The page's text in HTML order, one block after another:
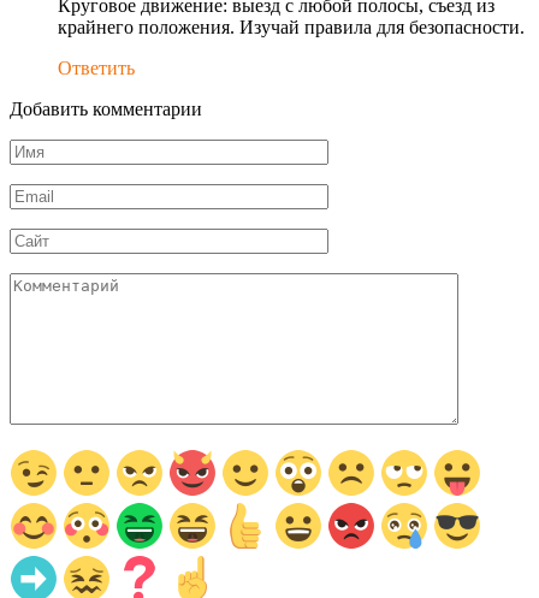
Круговое движение: выезд с любой полосы, съезд из
крайнего положения. Изучай правила для безопасности.
Ответить
Добавить комментарии
Имя
*
Email
*
Сайт
Комментарий